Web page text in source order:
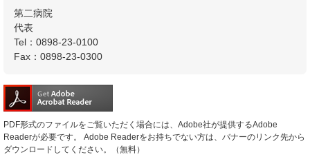
第二病院
代表
Tel：0898-23-0100
Fax：0898-23-0300
PDF形式のファイルをご覧いただく場合には、Adobe社が提供するAdobe
Readerが必要です。
Adobe Readerをお持ちでない方は、バナーのリンク先から
ダウンロードしてください。（無料）